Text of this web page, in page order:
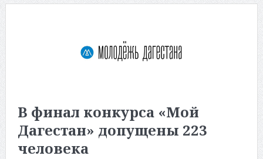
В финал конкурса «Мой
Дагестан» допущены 223
человека